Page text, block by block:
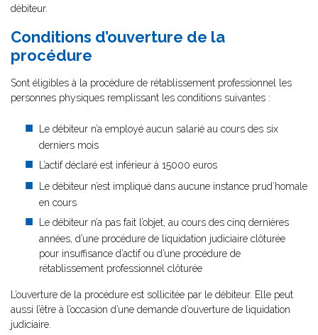
débiteur.
Conditions d’ouverture de la
procédure
Sont éligibles à la procédure de rétablissement professionnel les
personnes physiques remplissant les conditions suivantes :
Le débiteur n’a employé aucun salarié au cours des six
derniers mois
L’actif déclaré est inférieur à 15000 euros
Le débiteur n’est impliqué dans aucune instance prud’homale
en cours
Le débiteur n’a pas fait l’objet, au cours des cinq dernières
années, d’une procédure de liquidation judiciaire clôturée
pour insuffisance d’actif ou d’une procédure de
rétablissement professionnel clôturée
L’ouverture de la procédure est sollicitée par le débiteur. Elle peut
aussi l’être à l’occasion d’une demande d’ouverture de liquidation
judiciaire.